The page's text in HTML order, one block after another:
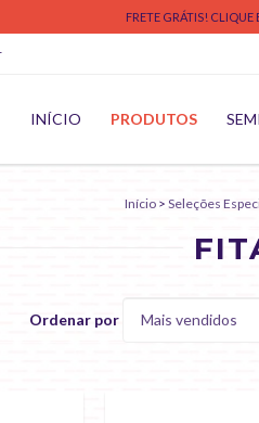
FRETE GRÁTIS! CLIQUE
INÍCIO PRODUTOS
Início > Seleções
Ordenar por